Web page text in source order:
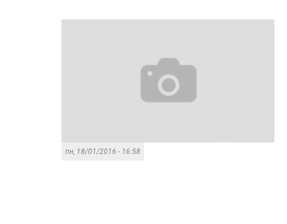
пн, 18/01/2016 - 16:58